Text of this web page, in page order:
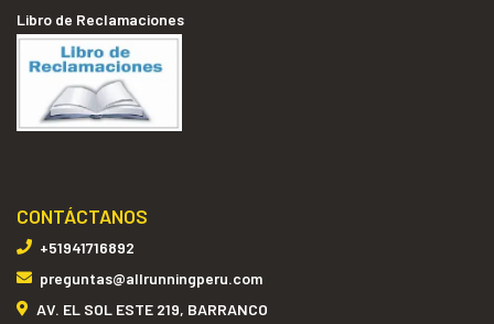
Libro de Reclamaciones
CONTÁCTANOS
+51941716892
preguntas@allrunningperu.com
AV. EL SOL ESTE 219, BARRANCO